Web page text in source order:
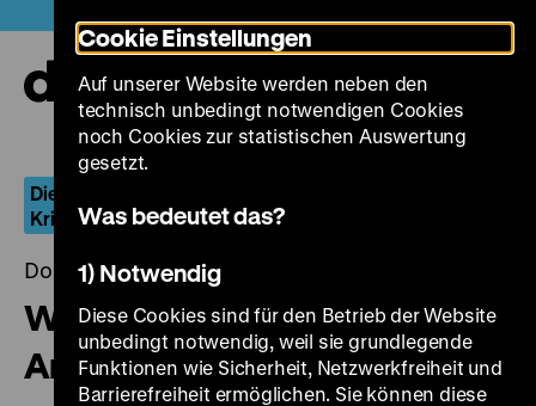
zum
Seiteninhalt
springen
Die Welt in Waffen: US-amerikanische
Kriegsheimkehrer
Donnerstag, 05. Januar 2017, 20.00 - 00.00 Uhr
Why We Fight: War Comes to
America
Cookie Einstellungen
Auf unserer Website werden neben den
technisch unbedingt notwendigen Cookies
noch Cookies zur statistischen Auswertung
gesetzt.
Was bedeutet das?
1) Notwendig
Diese Cookies sind für den Betrieb der Website
unbedingt notwendig, weil sie grundlegende
Funktionen wie Sicherheit, Netzwerkfreiheit und
Barrierefreiheit ermöglichen. Sie können diese